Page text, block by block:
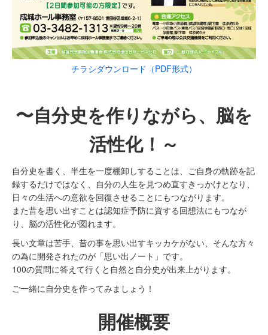
チラシダウンロード（PDF形式）
〜自分史を作りながら、脳を
活性化！～
自分史を書く、半生を一度棚卸しすることは、ご自身の軌跡を記
録するだけではなく、自分の人生を見つめ直すきっかけとなり、
日々の生活への意欲を回復させることにもつながります。
また昔を思い出すことは認知症予防に資する回想法にもつなが
り、脳の活性化が図れます。
長い文章は苦手、昔の事を思い出すキッカケがない、そんな方々
の為に開発されたのが「思い出ノート」です。
100の質問に答えて行くと自然と自分史が出来上がります。
ご一緒に自分史を作ってみましょう！
開催概要